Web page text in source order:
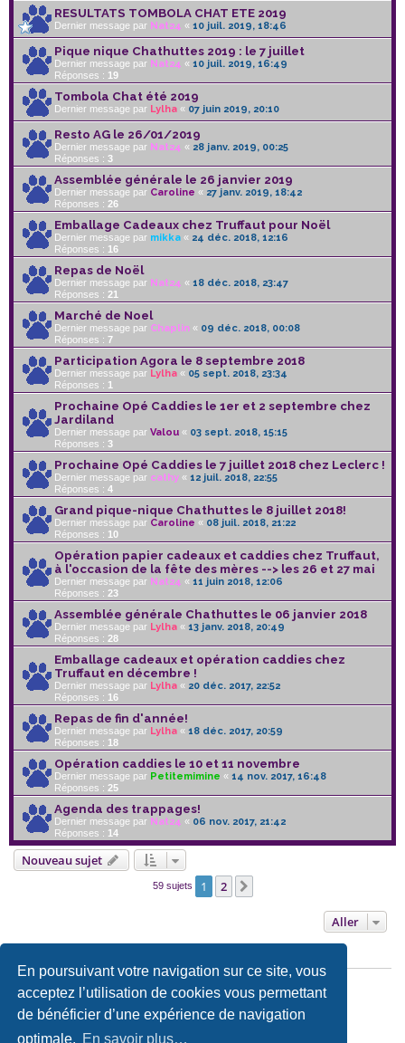
En poursuivant votre navigation sur ce site, vous
acceptez l’utilisation de cookies vous permettant
de bénéficier d’une expérience de navigation
optimale. En savoir plus…
RESULTATS TOMBOLA CHAT ETE 2019
Dernier message par Nat24 « 10 juil. 2019, 18:46
Pique nique Chathuttes 2019 : le 7 juillet
Dernier message par Nat24 « 10 juil. 2019, 16:49
Réponses : 19
Tombola Chat été 2019
Dernier message par Lylha « 07 juin 2019, 20:10
Resto AG le 26/01/2019
Dernier message par Nat24 « 28 janv. 2019, 00:25
Réponses : 3
Assemblée générale le 26 janvier 2019
Dernier message par Caroline « 27 janv. 2019, 18:42
Réponses : 26
Emballage Cadeaux chez Truffaut pour Noël
Dernier message par mikka « 24 déc. 2018, 12:16
Réponses : 16
Repas de Noël
Dernier message par Nat24 « 18 déc. 2018, 23:47
Réponses : 21
Marché de Noel
Dernier message par Chaplin « 09 déc. 2018, 00:08
Réponses : 7
Participation Agora le 8 septembre 2018
Dernier message par Lylha « 05 sept. 2018, 23:34
Réponses : 1
Prochaine Opé Caddies le 1er et 2 septembre chez
Jardiland
Dernier message par Valou « 03 sept. 2018, 15:15
Réponses : 3
Prochaine Opé Caddies le 7 juillet 2018 chez Leclerc !
Dernier message par cathy « 12 juil. 2018, 22:55
Réponses : 4
Grand pique-nique Chathuttes le 8 juillet 2018!
Dernier message par Caroline « 08 juil. 2018, 21:22
Réponses : 10
Opération papier cadeaux et caddies chez Truffaut,
à l'occasion de la fête des mères --> les 26 et 27 mai
Dernier message par Nat24 « 11 juin 2018, 12:06
Réponses : 23
Assemblée générale Chathuttes le 06 janvier 2018
Dernier message par Lylha « 13 janv. 2018, 20:49
Réponses : 28
Emballage cadeaux et opération caddies chez
Truffaut en décembre !
Dernier message par Lylha « 20 déc. 2017, 22:52
Réponses : 16
Repas de fin d'année!
Dernier message par Lylha « 18 déc. 2017, 20:59
Réponses : 18
Opération caddies le 10 et 11 novembre
Dernier message par Petitemimine « 14 nov. 2017, 16:48
Réponses : 25
Agenda des trappages!
Dernier message par Nat24 « 06 nov. 2017, 21:42
Réponses : 14
Nouveau sujet
59 sujets 1 2
Aller
Vous ne pouvez pas publier de nouveaux sujets dans ce forum
Vousne pouvez pasrépondre aux sujets dans ce forum
ne pouvez pas
éditer vos messages dans ce forum
Vous ne pouvez passupprimer vos messages dans ce forum